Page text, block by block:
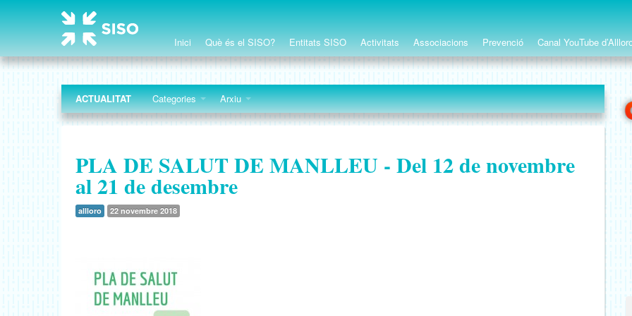
Inici Què és el SISO? Entitats SISO Activitats Associacions Prevenció Canal YouTube
ACTUALITAT Categories Arxiu
PLA DE SALUT DE MANLLEU - Del 12 de novembre
al 21 de desembre
allloro 22 novembre 2018